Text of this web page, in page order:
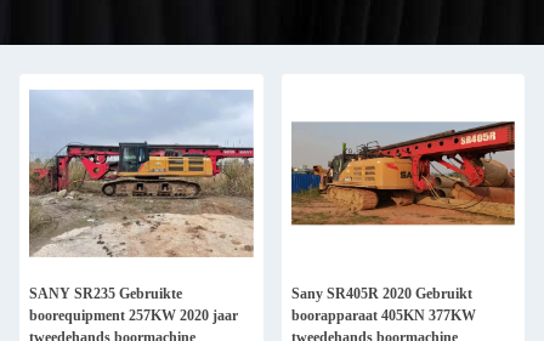
SANY SR235 Gebruikte
boorequipment 257KW 2020 jaar
tweedehands boormachine
Sany SR405R 2020 Gebruikt
boorapparaat 405KN 377KW
tweedehands boormachine